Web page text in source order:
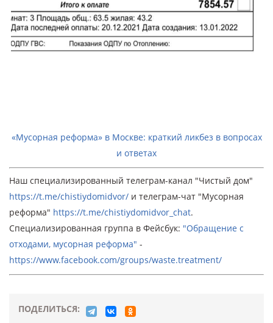
«Мусорная реформа» в Москве: краткий ликбез в вопросах
и ответах
Наш специализированный телеграм-канал "Чистый дом"
https://t.me/chistiydomidvor/ и телеграм-чат "Мусорная
реформа" https://t.me/chistiydomidvor_chat.
Специализированная группа в Фейсбук: "Обращение с
отходами, мусорная реформа" -
https://www.facebook.com/groups/waste.treatment/
ПОДЕЛИТЬСЯ: